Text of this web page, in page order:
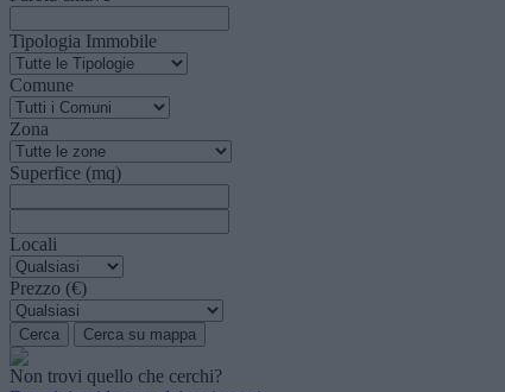
Tipologia Immobile
Comune
Zona
Superfice (mq)
Locali
Prezzo (€)
Non trovi quello che cerchi?